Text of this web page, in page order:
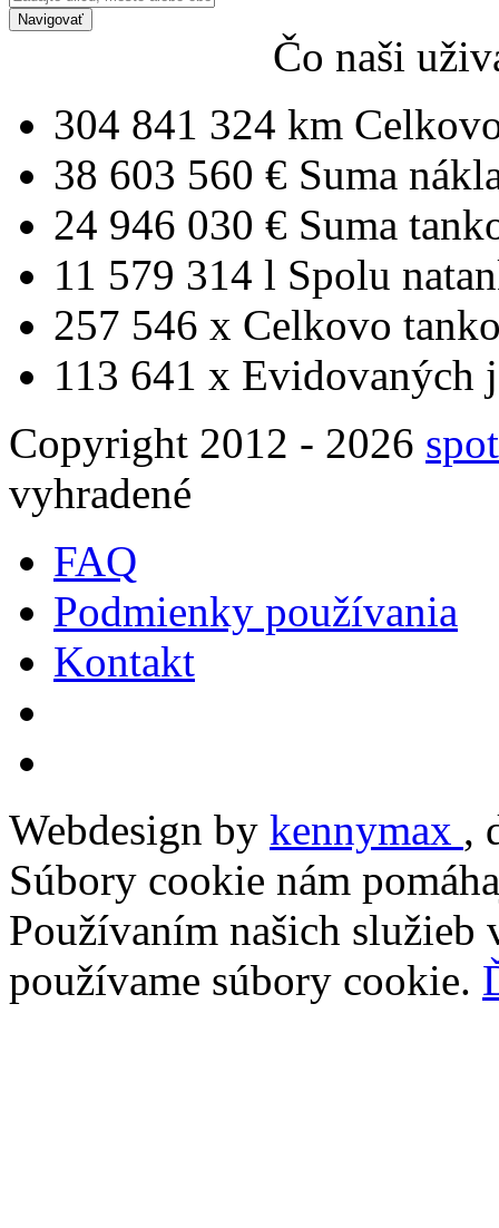
Navigovať
Čo naši
304 841 324 km
38 603 560 € Suma
24 946 030 € Suma
11 579 314 l Spolu
257 546 x Celkovo
113 641 x Evidovaných
Copyright 2012 - 2026
vyhradené
FAQ
Podmienky používania
Kontakt
Webdesign by kennymax ,
Súbory cookie nám
Používaním našich služieb
používame súbory cookie.